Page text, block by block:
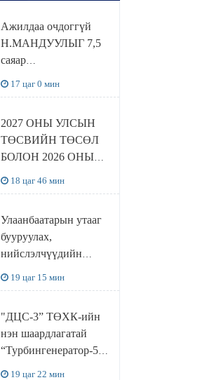
Ажилдаа очдоггүй
Н.МАНДУУЛЫГ 7,5
саяар
17 цаг 0 мин
2027 ОНЫ УЛСЫН
ТӨСВИЙН ТӨСӨЛ
БОЛОН 2026 ОНЫ
НИЙТИЙН
ХЭЛЭЛЦҮҮЛЭГ
БОЛЛОО
18 цаг 46 мин
Улаанбаатарын утааг
бууруулах,
нийслэлчүүдийн
баялгийн сан нэгдэл”
ХХК-тай хамтран
хэрэгжүүлнэ
19 цаг 15 мин
"ДЦС-3” ТӨХК-ийн
нэн шаардлагатай
“Турбингенератор-5”-
19 цаг 22 мин